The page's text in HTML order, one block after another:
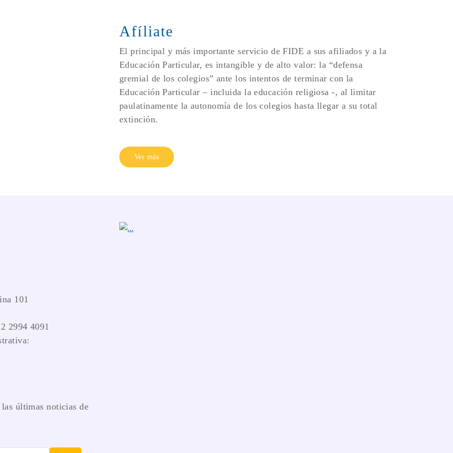
Afíliate
El principal y más importante servicio de FIDE a sus afiliados y a la
Educación Particular, es intangible y de alto valor: la “defensa
gremial de los colegios” ante los intentos de terminar con la
Educación Particular – incluida la educación religiosa -, al limitar
paulatinamente la autonomía de los colegios hasta llegar a su total
extinción.
Ver más
101
2994 4091
últimas noticias de